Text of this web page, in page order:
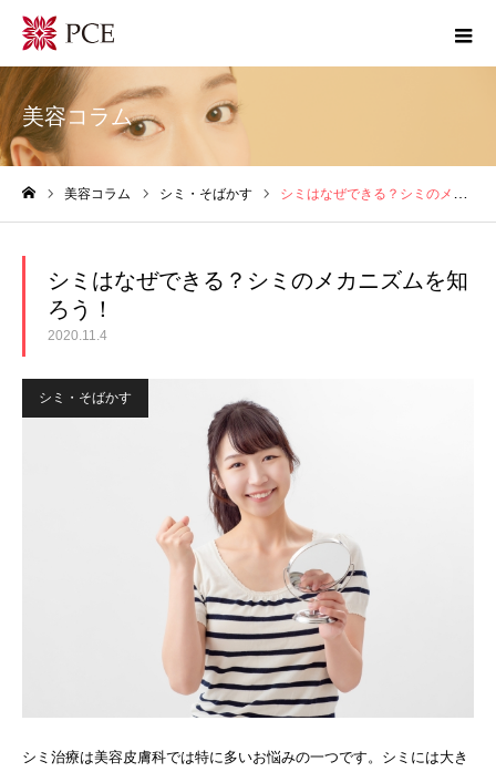
美容コラム
美容コラム シミ・そばかす シミはなぜできる？シミのメカニズムを知ろう！
シミはなぜできる？シミのメカニズムを知
ろう！
2020.11.4
シミ・そばかす
シミ治療は美容皮膚科では特に多いお悩みの一つです。シミには大き